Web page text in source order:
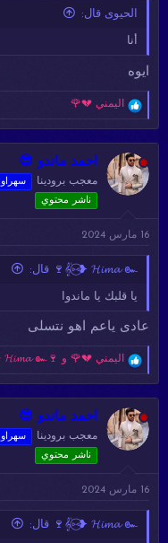
الحيوى قال:
أنا
ايوه
ت
ف
ا
ع
ل
ت
اليمني 💔🌹
احمد ماندو 😎
معجب برودينا
ناشر محتوي
16 مارس 2024
𝄟⑅⃝❥ 𝓗𝓲𝓶𝓪 ๛🍷 قال:
يا قلبك يا ماندوا
عادى ياعم اهو نتسلى
ت
ا
ع
ل
ت
اليمني 💔🌹 و 𝓗𝓲𝓶𝓪 ๛🍷
احمد ماندو 😎
معجب برودينا
ناشر محتوي
16 مارس 2024
𝄟⑅⃝❥ 𝓗𝓲𝓶𝓪 ๛🍷 قال: